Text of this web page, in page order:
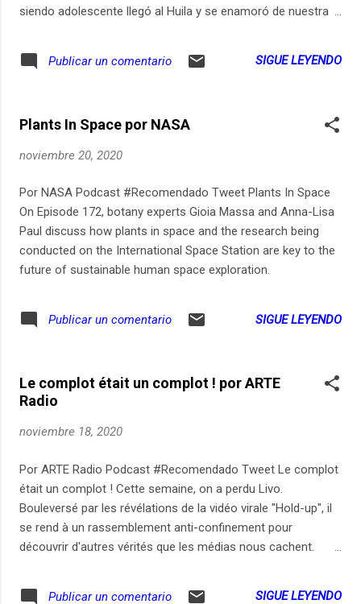
siendo adolescente llegó al Huila y se enamoró de nuestra
bravas de Santander, como dice la canción, dizque de visita
Neiva en compañía de su esposo y sus dos hijos, todos
opita por adopción a la que el sanjuanero, el asado, las
achiras y los ensoñadores paisajes de contrastes del Huila,
se le acomodaron muy profundo en el corazón. Peren
tantico, escuchen su historia que les va gustar mucho
porque Dinhora no es opita, pero ama el Huila. #BuenPrimor
#OpicasterOle ...................
Publicar un comentario SIGUE LEYENDO
Plants In Space por NASA
noviembre 20, 2020
Por NASA Podcast #Recomendado Tweet Plants In Space
On Episode 172, botany experts Gioia Massa and Anna-Lisa
Paul discuss how plants in space and the research being
conducted on the International Space Station are key to the
future of sustainable human space exploration.
Publicar un comentario SIGUE LEYENDO
Le complot était un complot ! por ARTE
Radio
noviembre 18, 2020
Por ARTE Radio Podcast #Recomendado Tweet Le complot
était un complot ! Cette semaine, on a perdu Livo.
Bouleversé par les révélations de la vidéo virale "Hold-up", il
se rend à un rassemblement anti-confinement pour
découvrir d'autres vérités que les médias nous cachent.
Publicar un comentario SIGUE LEYENDO